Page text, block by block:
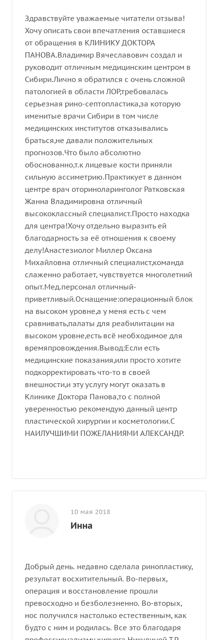
Здравствуйте уважаемые читатели отзыва!
Хочу описать свои впечатления оставшиеся
от обращения в КЛИНИКУ ДОКТОРА
ПАНОВА.Владимир Вячеславович создал и
руководит отличным медицинским центром в
Сибири.Лично я обратился с очень сложной
патологией в области ЛОР,требовалась
серьезная рино-септопластика,за которую
именитые врачи Сибири в том числе
медицинских институтов отказывались
браться,не давали положительных
прогнозов.Что было абсолютно
обоснованно,т.к лицевые кости приняли
сильную ассиметрию.Практикует в данном
центре врач оториноларинголог Ратковская
Жанна Владимировна отличный
высококлассный специалист.Просто находка
для центра!Хочу отдельно выразить ей
благодарность за её отношения к своему
делу!Анастезиолог Миллер Оксана
Михайловна отличный специалист,команда
слаженно работает, чувствуется многолетний
опыт.Мед.персонал отличный-
приветливый.Оснащение:операционный блок
на высоком уровне,а у меня есть с чем
сравнивать,палаты для реабилитации на
высоком уровне,есть всё необходимое для
времяпровождения.Вывод:Если есть
медицинские показания,или просто хотите
подкорректировать что-то в своей
внешности,и эту услугу могут оказать в
Клинике Доктора Панова,то с полной
уверенностью рекомендую данный центр
пластической хирургии и косметологии.С
НАИЛУЧШИМИ ПОЖЕЛАНИЯМИ АЛЕКСАНДР.
10 мая 2018
Инна
Добрый день. недавно сделала ринопластику,
результат восхитительный. Во-первых,
операция и восстановление прошли
превосходно и безболезненно. Во-вторых,
нос получился настолько естественным, как
будто с ним и родилась. Все это благодаря